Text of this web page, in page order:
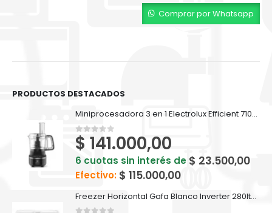
Comprar por Whatsapp
PRODUCTOS DESTACADOS
Miniprocesadora 3 en 1 Electrolux Efficient 710ml EFP500
0out of 5
$ 141.000,00
6 cuotas sin interés de $ 23.500,00
Efectivo: $ 115.000,00
Freezer Horizontal Gafa Blanco Inverter 280lts FGHI300B-L